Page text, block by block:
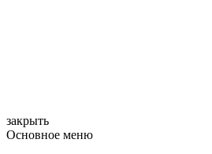
закрыть
Основное меню